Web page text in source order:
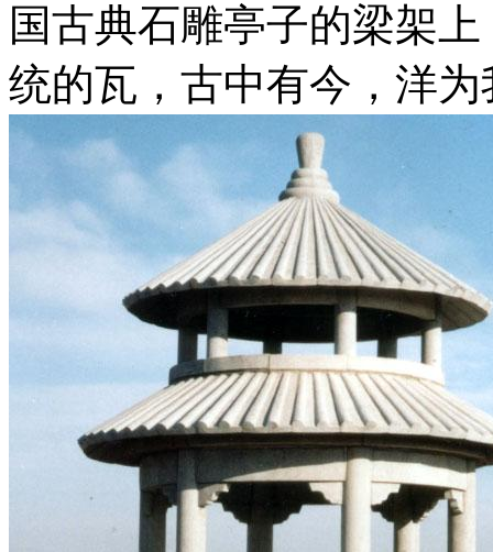
国古典石雕亭子的梁架
统的瓦，古中有今，洋